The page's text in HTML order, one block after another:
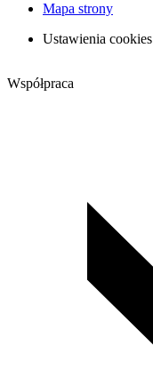
Mapa strony
Ustawienia cookies
Współpraca